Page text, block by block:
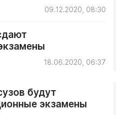
09.12.2020, 08:30
18.06.2020, 06:37
будут
экзамены